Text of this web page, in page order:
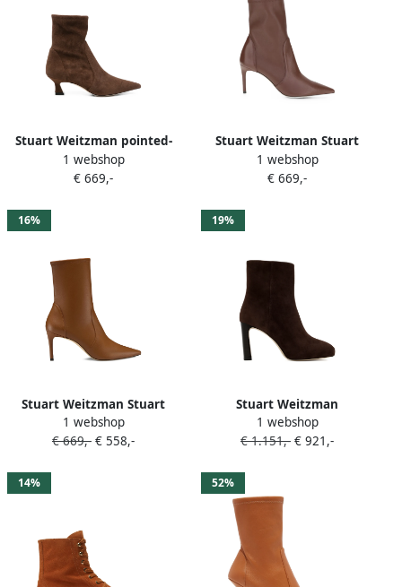
Stuart Weitzman pointed-
toe suede ankle boots Bruin
1 webshop
€ 669,-
Stuart Weitzman Stuart
Power enkellaarzen met
puntige neus Bruin
1 webshop
€ 669,-
16%
Stuart Weitzman Stuart
Power enkellaarzen Bruin
1 webshop
€ 669,- € 558,-
19%
Stuart Weitzman
Enkellaarzen met zijrits
Bruin
1 webshop
€ 1.151,- € 921,-
14% 52%